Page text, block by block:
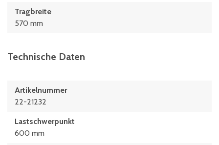
Tragbreite
570 mm
Technische Daten
Artikelnummer
22-21232
Lastschwerpunkt
600 mm